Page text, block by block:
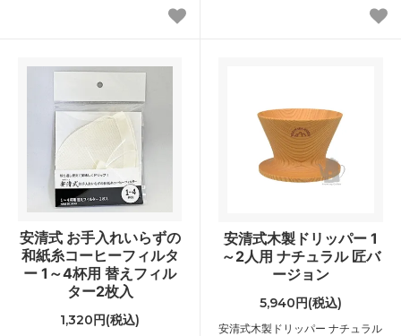
安清式 お手入れいらずの
和紙糸コーヒーフィルタ
ー 1～4杯用 替えフィル
ター2枚入
1,320円(税込)
安清式木製ドリッパー 1
～2人用 ナチュラル 匠バ
ージョン
5,940円(税込)
安清式木製ドリッパー ナチュラル